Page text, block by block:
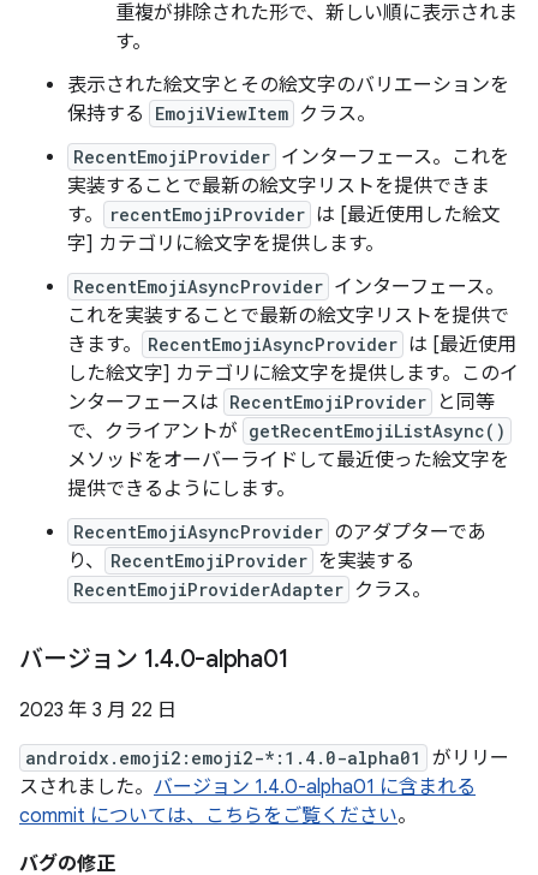
重複が排除された形で、新しい順に表示されま
す。
表示された絵文字とその絵文字のバリエーションを
保持する
EmojiViewItem クラス。
RecentEmojiProvider インターフェース。これを
実装することで最新の絵文字リストを提供できま
す。
recentEmojiProvider は [最近使用した絵文
字] カテゴリに絵文字を提供します。
RecentEmojiAsyncProvider インターフェース。
これを実装することで最新の絵文字リストを提供で
きます。
RecentEmojiAsyncProvider は [最近使用
した絵文字] カテゴリに絵文字を提供します。このイ
ンターフェースは RecentEmojiProvider
と同等
で、クライアントが getRecentEmojiListAsync()
メソッドをオーバーライドして最近使った絵文字を
提供できるようにします。
RecentEmojiAsyncProvider のアダプターであ
り、
RecentEmojiProvider を実装する
RecentEmojiProviderAdapter クラス。
バージョン 1.4.0-alpha01
2023 年 3 月 22 日
androidx.emoji2:emoji2-*:1.4.0-alpha01
がリリー
スされました。 バージョン 1.4.0-alpha01 に含まれる
commit については、こちらをご覧ください。
バグの修正